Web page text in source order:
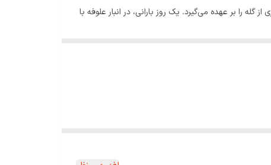
را بر عهده می‌گیرد. یک روز بارانی، در انبار علوفه با
بی‌پاسخ نمی‌ماند. تصویرگری‌های رنگی و زنده،
تربیت کودک تبدیل کرده است. گرگ زخمی فقط یک